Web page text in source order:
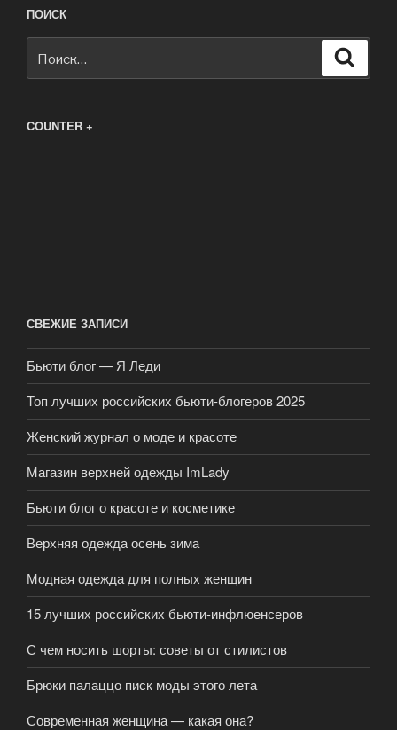
ПОИСК
COUNTER +
СВЕЖИЕ ЗАПИСИ
Бьюти блог — Я Леди
Топ лучших российских бьюти-блогеров 2025
Женский журнал о моде и красоте
Магазин верхней одежды ImLady
Бьюти блог о красоте и косметике
Верхняя одежда осень зима
Модная одежда для полных женщин
15 лучших российских бьюти-инфлюенсеров
С чем носить шорты: советы от стилистов
Брюки палаццо писк моды этого лета
Современная женщина — какая она?